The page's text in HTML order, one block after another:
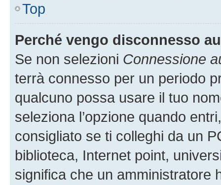
Top
Perché vengo disconnesso
Se non selezioni Connessione
terrà connesso per un periodo
qualcuno possa usare il tuo
seleziona l’opzione quando
consigliato se ti colleghi da un
biblioteca, Internet point,
significa che un amministratore